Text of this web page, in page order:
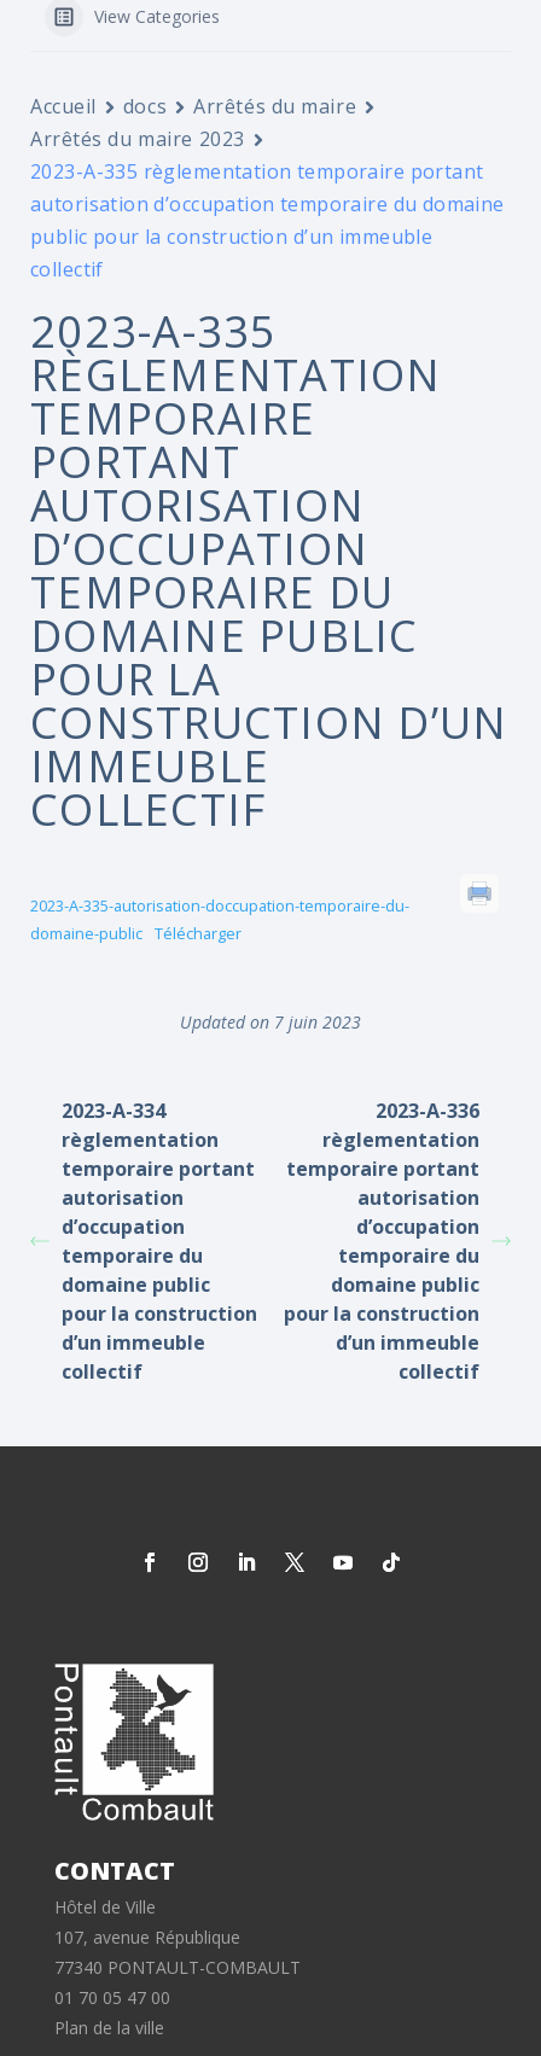
View Categories
Accueil docs
Arrêtés du maire
Arrêtés du maire 2023
2023-A-335 règlementation temporaire portant
autorisation d’occupation temporaire du domaine
public pour la construction d’un immeuble
collectif
2023-A-335
RÈGLEMENTATION
TEMPORAIRE
PORTANT
AUTORISATION
D’OCCUPATION
TEMPORAIRE DU
DOMAINE PUBLIC
POUR LA
CONSTRUCTION D’UN
IMMEUBLE
COLLECTIF
2023-A-335-autorisation-doccupation-temporaire-du-
domaine-public Télécharger
Updated on 7 juin 2023
2023-A-334
règlementation
temporaire portant
autorisation
d’occupation
temporaire du
domaine public
pour la construction
d’un immeuble
collectif
2023-A-336
règlementation
temporaire portant
autorisation
d’occupation
temporaire du
domaine public
pour la construction
d’un immeuble
collectif
CONTACT
Hôtel de Ville
107, avenue République
77340 PONTAULT-COMBAULT
01 70 05 47 00
Plan de la ville